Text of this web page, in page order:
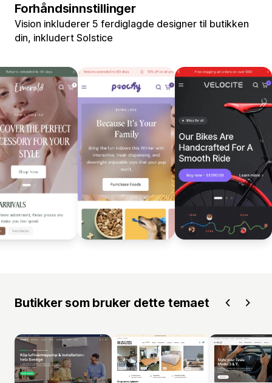
Forhåndsinnstillinger
Vision inkluderer 5 ferdiglagde designer til butikken
din, inkludert Solstice
Butikker som bruker dette temaet